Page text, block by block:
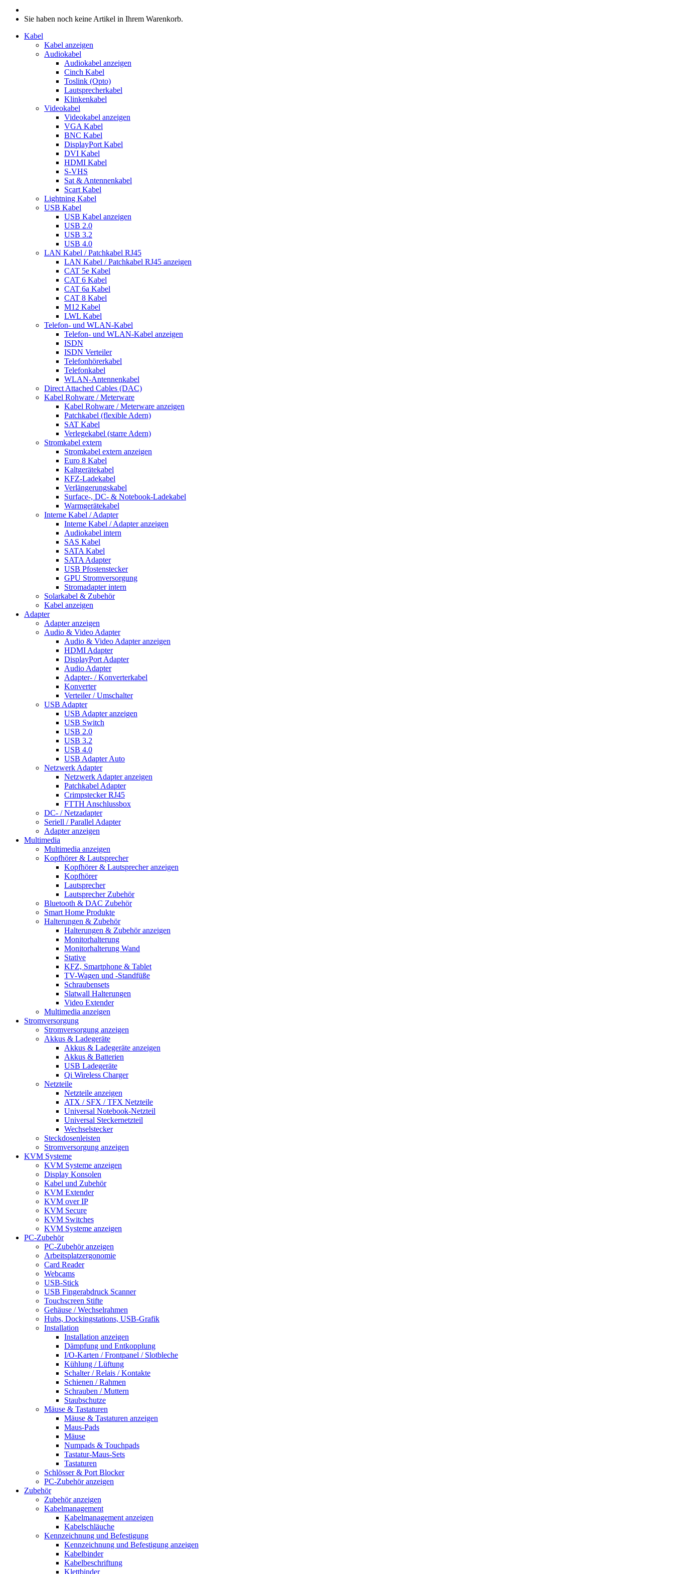
Sie haben noch keine Artikel in Ihrem Warenkorb.
Kabel
Kabel anzeigen
Audiokabel
Audiokabel anzeigen
Cinch Kabel
Toslink (Opto)
Lautsprecherkabel
Klinkenkabel
Videokabel
Videokabel anzeigen
VGA Kabel
BNC Kabel
DisplayPort Kabel
DVI Kabel
HDMI Kabel
S-VHS
Sat & Antennenkabel
Scart Kabel
Lightning Kabel
USB Kabel
USB Kabel anzeigen
USB 2.0
USB 3.2
USB 4.0
LAN Kabel / Patchkabel RJ45
LAN Kabel / Patchkabel RJ45 anzeigen
CAT 5e Kabel
CAT 6 Kabel
CAT 6a Kabel
CAT 8 Kabel
M12 Kabel
LWL Kabel
Telefon- und WLAN-Kabel
Telefon- und WLAN-Kabel anzeigen
ISDN
ISDN Verteiler
Telefonhörerkabel
Telefonkabel
WLAN-Antennenkabel
Direct Attached Cables (DAC)
Kabel Rohware / Meterware
Kabel Rohware / Meterware anzeigen
Patchkabel (flexible Adern)
SAT Kabel
Verlegekabel (starre Adern)
Stromkabel extern
Stromkabel extern anzeigen
Euro 8 Kabel
Kaltgerätekabel
KFZ-Ladekabel
Verlängerungskabel
Surface-, DC- & Notebook-Ladekabel
Warmgerätekabel
Interne Kabel / Adapter
Interne Kabel / Adapter anzeigen
Audiokabel intern
SAS Kabel
SATA Kabel
SATA Adapter
USB Pfostenstecker
GPU Stromversorgung
Stromadapter intern
Solarkabel & Zubehör
Kabel anzeigen
Adapter
Adapter anzeigen
Audio & Video Adapter
Audio & Video Adapter anzeigen
HDMI Adapter
DisplayPort Adapter
Audio Adapter
Adapter- / Konverterkabel
Konverter
Verteiler / Umschalter
USB Adapter
USB Adapter anzeigen
USB Switch
USB 2.0
USB 3.2
USB 4.0
USB Adapter Auto
Netzwerk Adapter
Netzwerk Adapter anzeigen
Patchkabel Adapter
Crimpstecker RJ45
FTTH Anschlussbox
DC- / Netzadapter
Seriell / Parallel Adapter
Adapter anzeigen
Multimedia
Multimedia anzeigen
Kopfhörer & Lautsprecher
Kopfhörer & Lautsprecher anzeigen
Kopfhörer
Lautsprecher
Lautsprecher Zubehör
Bluetooth & DAC Zubehör
Smart Home Produkte
Halterungen & Zubehör
Halterungen & Zubehör anzeigen
Monitorhalterung
Monitorhalterung Wand
Stative
KFZ, Smartphone & Tablet
TV-Wagen und -Standfüße
Schraubensets
Slatwall Halterungen
Video Extender
Multimedia anzeigen
Stromversorgung
Stromversorgung anzeigen
Akkus & Ladegeräte
Akkus & Ladegeräte anzeigen
Akkus & Batterien
USB Ladegeräte
Qi Wireless Charger
Netzteile
Netzteile anzeigen
ATX / SFX / TFX Netzteile
Universal Notebook-Netzteil
Universal Steckernetzteil
Wechselstecker
Steckdosenleisten
Stromversorgung anzeigen
KVM Systeme
KVM Systeme anzeigen
Display Konsolen
Kabel und Zubehör
KVM Extender
KVM over IP
KVM Secure
KVM Switches
KVM Systeme anzeigen
PC-Zubehör
PC-Zubehör anzeigen
Arbeitsplatzergonomie
Card Reader
Webcams
USB-Stick
USB Fingerabdruck Scanner
Touchscreen Stifte
Gehäuse / Wechselrahmen
Hubs, Dockingstations, USB-Grafik
Installation
Installation anzeigen
Dämpfung und Entkopplung
I/O-Karten / Frontpanel / Slotbleche
Kühlung / Lüftung
Schalter / Relais / Kontakte
Schienen / Rahmen
Schrauben / Muttern
Staubschutze
Mäuse & Tastaturen
Mäuse & Tastaturen anzeigen
Maus-Pads
Mäuse
Numpads & Touchpads
Tastatur-Maus-Sets
Tastaturen
Schlösser & Port Blocker
PC-Zubehör anzeigen
Zubehör
Zubehör anzeigen
Kabelmanagement
Kabelmanagement anzeigen
Kabelschläuche
Kennzeichnung und Befestigung
Kennzeichnung und Befestigung anzeigen
Kabelbinder
Kabelbeschriftung
Klettbinder